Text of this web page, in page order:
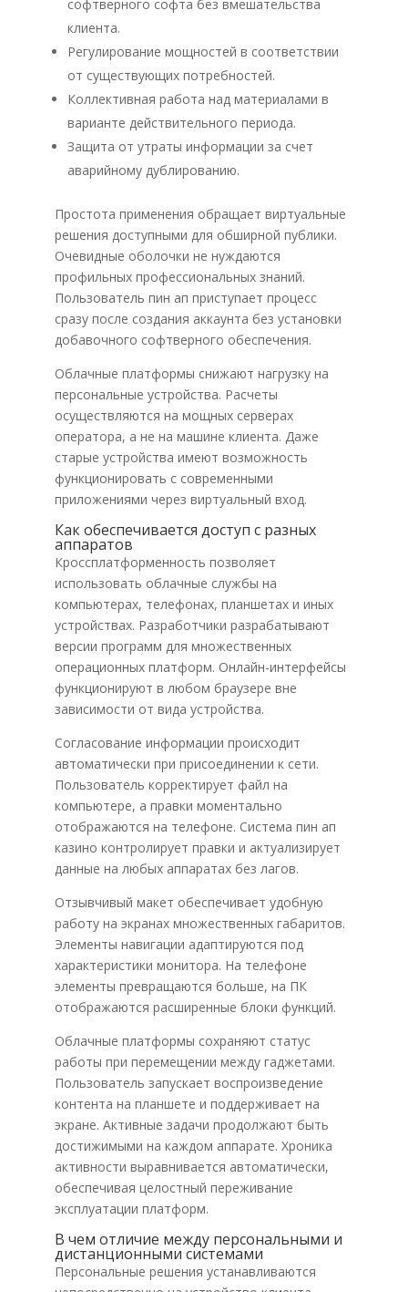
софтверного софта без вмешательства
клиента.
Регулирование мощностей в соответствии
от существующих потребностей.
Коллективная работа над материалами в
варианте действительного периода.
Защита от утраты информации за счет
аварийному дублированию.
Простота применения обращает виртуальные
решения доступными для обширной публики.
Очевидные оболочки не нуждаются
профильных профессиональных знаний.
Пользователь пин ап приступает процесс
сразу после создания аккаунта без установки
добавочного софтверного обеспечения.
Облачные платформы снижают нагрузку на
персональные устройства. Расчеты
осуществляются на мощных серверах
оператора, а не на машине клиента. Даже
старые устройства имеют возможность
функционировать с современными
приложениями через виртуальный вход.
Как обеспечивается доступ с разных
аппаратов
Кроссплатформенность позволяет
использовать облачные службы на
компьютерах, телефонах, планшетах и иных
устройствах. Разработчики разрабатывают
версии программ для множественных
операционных платформ. Онлайн-интерфейсы
функционируют в любом браузере вне
зависимости от вида устройства.
Согласование информации происходит
автоматически при присоединении к сети.
Пользователь корректирует файл на
компьютере, а правки моментально
отображаются на телефоне. Система пин ап
казино контролирует правки и актуализирует
данные на любых аппаратах без лагов.
Отзывчивый макет обеспечивает удобную
работу на экранах множественных габаритов.
Элементы навигации адаптируются под
характеристики монитора. На телефоне
элементы превращаются больше, на ПК
отображаются расширенные блоки функций.
Облачные платформы сохраняют статус
работы при перемещении между гаджетами.
Пользователь запускает воспроизведение
контента на планшете и поддерживает на
экране. Активные задачи продолжают быть
достижимыми на каждом аппарате. Хроника
активности выравнивается автоматически,
обеспечивая целостный переживание
эксплуатации платформ.
В чем отличие между персональными и
дистанционными системами
Персональные решения устанавливаются